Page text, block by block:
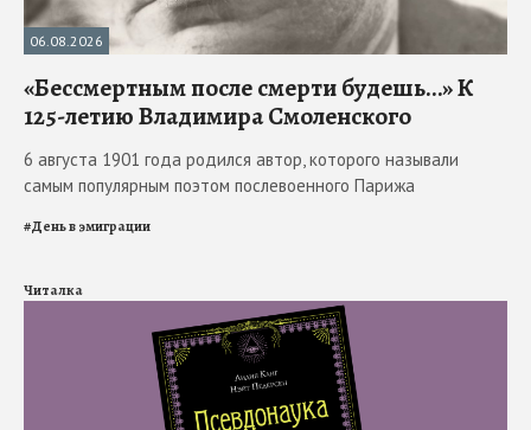
06.08.2026
«Бессмертным после смерти будешь…» К
125-летию Владимира Смоленского
6 августа 1901 года родился автор, которого называли
самым популярным поэтом послевоенного Парижа
#День в эмиграции
Читалка